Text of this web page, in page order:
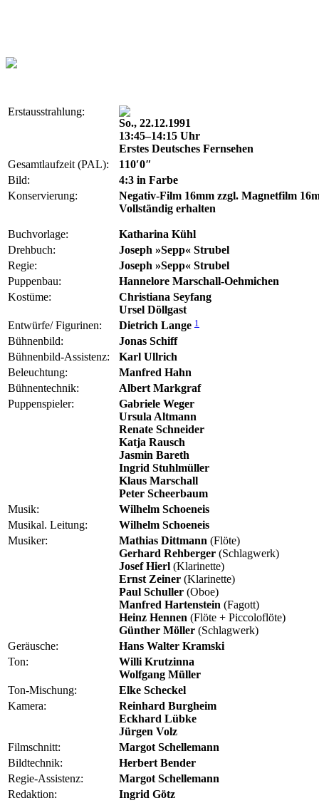
Erstausstrahlung:
So., 22.12.1991
13:45–14:15 Uhr
Erstes Deutsches Fernsehen
Gesamtlaufzeit (PAL):
110′0″
Bild:
4:3 in Farbe
Konservierung:
Negativ-Film 16mm zzgl. Magnetfilm
Vollständig erhalten
Buchvorlage:
Katharina Kühl
Drehbuch:
Joseph »Sepp« Strubel
Regie:
Joseph »Sepp« Strubel
Puppenbau:
Hannelore Marschall-Oehmichen
Kostüme:
Christiana Seyfang
Ursel Döllgast
Entwürfe/ Figurinen:
Dietrich Lange 1
Bühnenbild:
Jonas Schiff
Bühnenbild-Assistenz:
Karl Ullrich
Beleuchtung:
Manfred Hahn
Bühnentechnik:
Albert Markgraf
Puppenspieler:
Gabriele Weger
Ursula Altmann
Renate Schneider
Katja Rausch
Jasmin Bareth
Ingrid Stuhlmüller
Klaus Marschall
Peter Scheerbaum
Musik:
Wilhelm Schoeneis
Musikal. Leitung:
Wilhelm Schoeneis
Musiker:
Mathias Dittmann (Flöte)
Gerhard Rehberger (Schlagwerk)
Josef Hierl (Klarinette)
Ernst Zeiner (Klarinette)
Paul Schuller (Oboe)
Manfred Hartenstein (Fagott)
Heinz Hennen (Flöte + Piccoloflöte)
Günther Möller (Schlagwerk)
Geräusche:
Hans Walter Kramski
Ton:
Willi Krutzinna
Wolfgang Müller
Ton-Mischung:
Elke Scheckel
Kamera:
Reinhard Burgheim
Eckhard Lübke
Jürgen Volz
Filmschnitt:
Margot Schellemann
Bildtechnik:
Herbert Bender
Regie-Assistenz:
Margot Schellemann
Redaktion:
Ingrid Götz